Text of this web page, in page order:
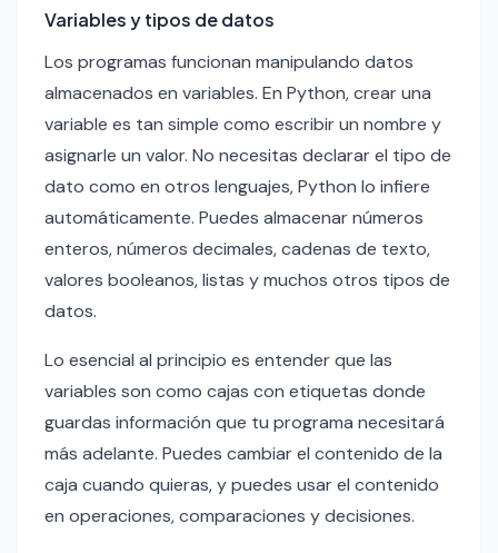
Variables y tipos de datos
Los programas funcionan manipulando datos
almacenados en variables. En Python, crear una
variable es tan simple como escribir un nombre y
asignarle un valor. No necesitas declarar el tipo de
dato como en otros lenguajes, Python lo infiere
automáticamente. Puedes almacenar números
enteros, números decimales, cadenas de texto,
valores booleanos, listas y muchos otros tipos de
datos.
Lo esencial al principio es entender que las
variables son como cajas con etiquetas donde
guardas información que tu programa necesitará
más adelante. Puedes cambiar el contenido de la
caja cuando quieras, y puedes usar el contenido
en operaciones, comparaciones y decisiones.